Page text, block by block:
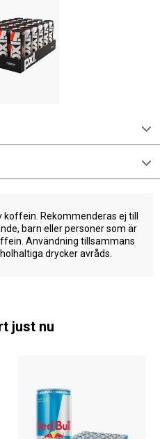
koffein. Rekommenderas ej till
barn eller personer som är
Användning tillsammans
drycker avråds.
just nu